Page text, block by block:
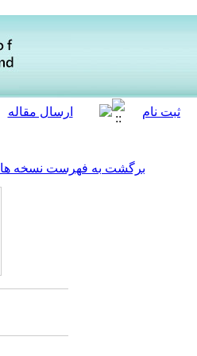
برگشت به فهرست نسخه ها